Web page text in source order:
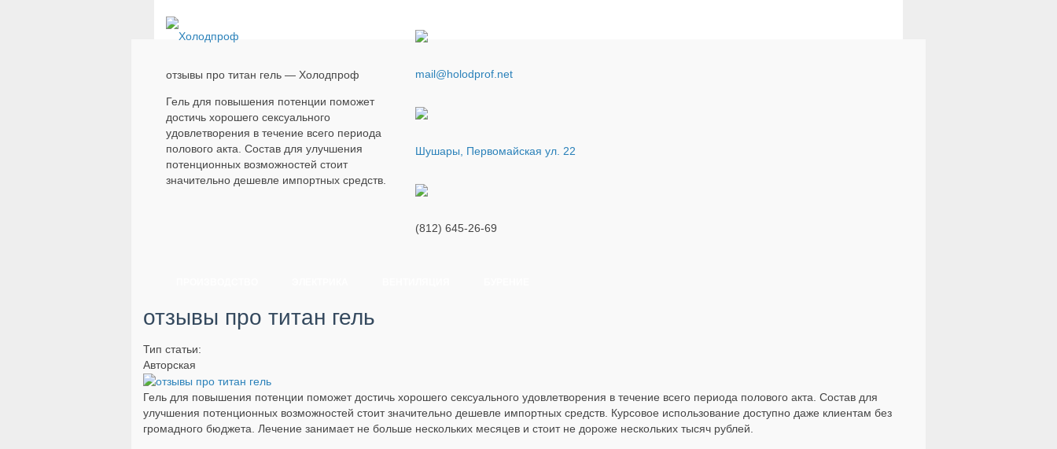
отзывы про титан гель — Холодпроф
Гель для повышения потенции поможет
достичь хорошего сексуального
удовлетворения в течение всего периода
полового акта. Состав для улучшения
потенционных возможностей стоит
значительно дешевле импортных средств.
mail@holodprof.net
Шушары, Первомайская ул. 22
(812) 645-26-69
отзывы про титан гель
Тип статьи:
Авторская
Гель для повышения потенции поможет достичь хорошего сексуального удовлетворения в течение всего периода полового акта. Состав для
улучшения потенционных возможностей стоит значительно дешевле импортных средств. Курсовое использование доступно даже клиентам без
громадного бюджета. Лечение занимает не больше нескольких месяцев и стоит не дороже нескольких тысяч рублей.